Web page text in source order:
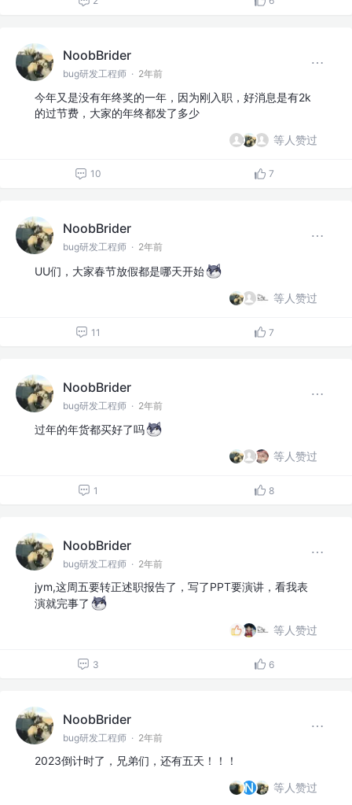
NoobBrider
bug研发工程师 · 2年前
今年又是没有年终奖的一年，因为刚入职，好消息是有2k
的过节费，大家的年终都发了多少
等人赞过
10 7
NoobBrider
bug研发工程师 · 2年前
UU们，大家春节放假都是哪天开始
等人赞过
11 7
NoobBrider
bug研发工程师 · 2年前
过年的年货都买好了吗
等人赞过
1 8
NoobBrider
bug研发工程师 · 2年前
jym,这周五要转正述职报告了，写了PPT要演讲，看我表
演就完事了
等人赞过
3 6
NoobBrider
bug研发工程师 · 2年前
2023倒计时了，兄弟们，还有五天！！！
等人赞过